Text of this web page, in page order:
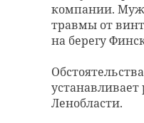
компании.
травмы от
на берегу
Ленобласти.
забраться на
рукой за провод.
прибыли
нашли
из леса, после
Ранее
спасатели за